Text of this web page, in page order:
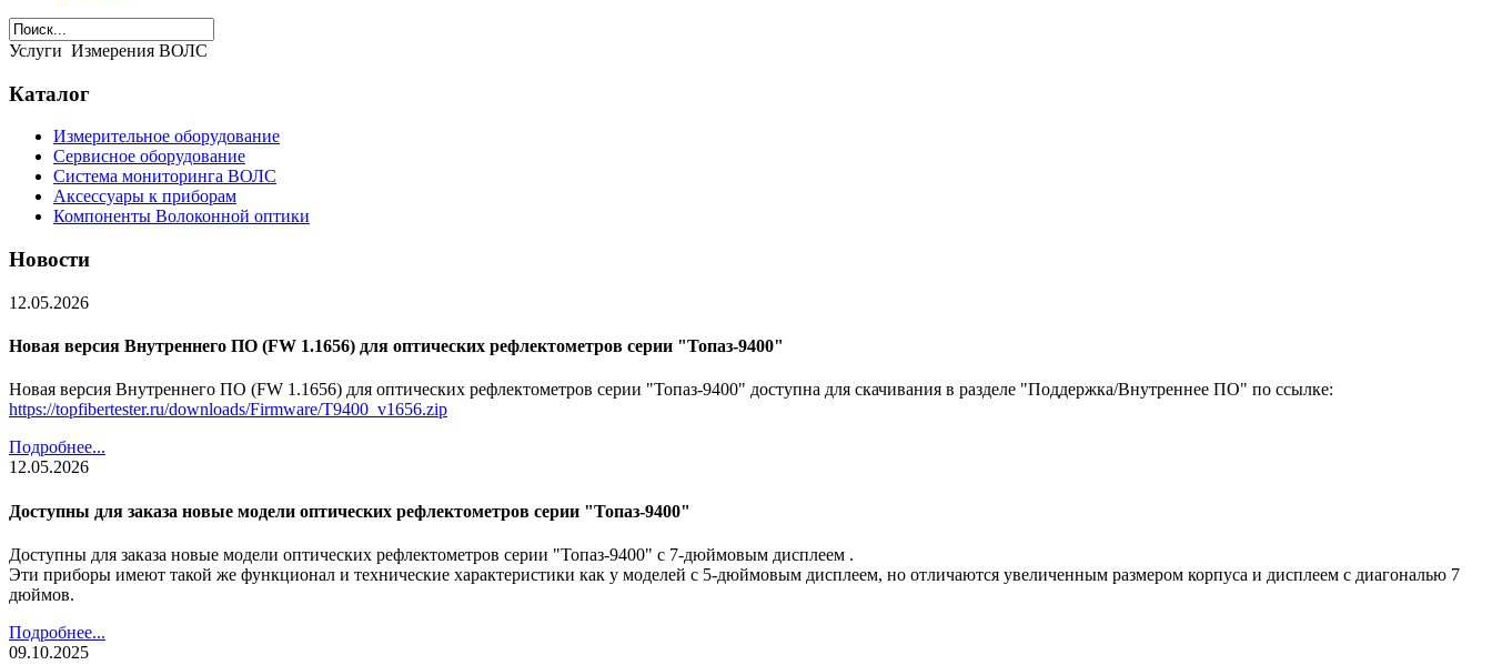
Услуги Измерения ВОЛС
Каталог
Измерительное оборудование
Сервисное оборудование
Система мониторинга ВОЛС
Аксессуары к приборам
Компоненты Волоконной оптики
Новости
12.05.2026
Новая версия Внутреннего ПО (FW 1.1656) для оптических рефлектометров серии "Топаз-9400"
Новая версия Внутреннего ПО (FW 1.1656) для оптических рефлектометров серии "Топаз-9400" доступна для скачивания в разделе "Поддержка/Внутреннее ПО" по ссылке:
https://topfibertester.ru/downloads/Firmware/T9400_v1656.zip
Подробнее...
12.05.2026
Доступны для заказа новые модели оптических рефлектометров серии "Топаз-9400"
Доступны для заказа новые модели оптических рефлектометров серии "Топаз-9400" с 7-дюймовым дисплеем .
Эти приборы имеют такой же функционал и технические характеристики как у моделей с 5-дюймовым дисплеем, но отличаются увеличенным размером корпуса и дисплеем с диагональю 7
дюймов.
Подробнее...
09.10.2025